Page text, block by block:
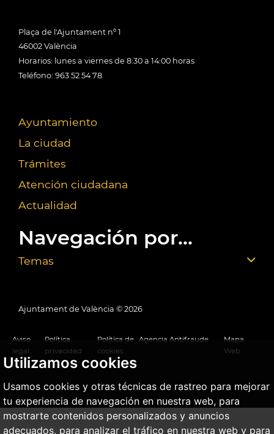
Utilizamos cookies
Usamos cookies y otras técnicas de rastreo para mejorar
tu experiencia de navegación en nuestra web, para
mostrarte contenidos personalizados y anuncios
adecuados, para analizar el tráfico en nuestra web y para
Plaça de l'Ajuntament nº 1
46002 València
Horarios: lunes a viernes de 8:30 a 14:00 horas
Teléfono: 963 52 54 78
Ayuntamiento
La ciudad
Trámites
Atención ciudadana
Actualidad
Navegación por...
Temas
Ajuntament de València © 2026
Aviso
legal
Política
privacidad
Política de
cookies
Agencia Antifraude
Mapa
Web